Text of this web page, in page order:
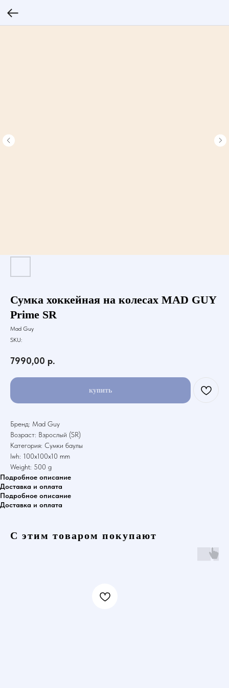
Сумка хоккейная на колесах MAD GUY
Prime SR
Mad Guy
SKU:
7990,00 р.
купить
Бренд: Mad Guy
Возраст: Взрослый (SR)
Категория: Сумки баулы
lwh: 100x100x10 mm
Weight: 500 g
Подробное описание
Доставка и оплата
Подробное описание
Доставка и оплата
С этим товаром покупают